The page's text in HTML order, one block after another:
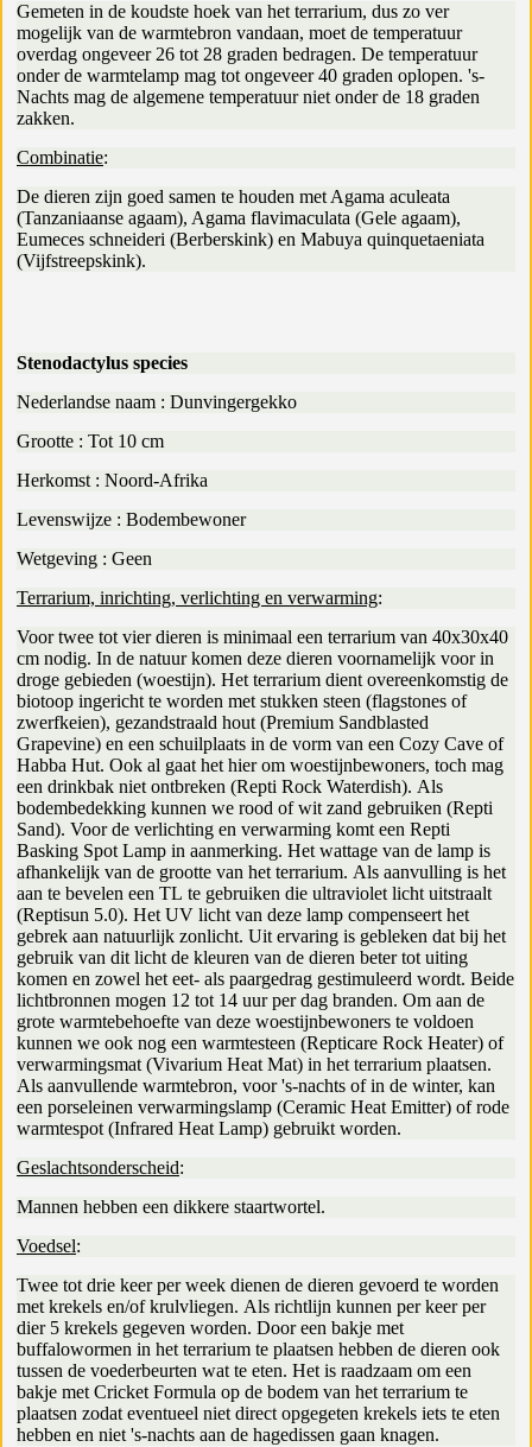
Gemeten in de koudste hoek van het terrarium, dus zo ver
mogelijk van de warmtebron vandaan, moet de temperatuur
overdag ongeveer 26 tot 28 graden bedragen. De temperatuur
onder de warmtelamp mag tot ongeveer 40 graden oplopen. 's-
Nachts mag de algemene temperatuur niet onder de 18 graden
zakken.
Combinatie:
De dieren zijn goed samen te houden met Agama aculeata
(Tanzaniaanse agaam), Agama flavimaculata (Gele agaam),
Eumeces schneideri (Berberskink) en Mabuya quinquetaeniata
(Vijfstreepskink).
Stenodactylus species
Nederlandse naam : Dunvingergekko
Grootte : Tot 10 cm
Herkomst : Noord-Afrika
Levenswijze : Bodembewoner
Wetgeving : Geen
Terrarium, inrichting, verlichting en verwarming:
Voor twee tot vier dieren is minimaal een terrarium van 40x30x40
cm nodig. In de natuur komen deze dieren voornamelijk voor in
droge gebieden (woestijn). Het terrarium dient overeenkomstig de
biotoop ingericht te worden met stukken steen (flagstones of
zwerfkeien), gezandstraald hout (Premium Sandblasted
Grapevine) en een schuilplaats in de vorm van een Cozy Cave of
Habba Hut. Ook al gaat het hier om woestijnbewoners, toch mag
een drinkbak niet ontbreken (Repti Rock Waterdish). Als
bodembedekking kunnen we rood of wit zand gebruiken (Repti
Sand). Voor de verlichting en verwarming komt een Repti
Basking Spot Lamp in aanmerking. Het wattage van de lamp is
afhankelijk van de grootte van het terrarium. Als aanvulling is het
aan te bevelen een TL te gebruiken die ultraviolet licht uitstraalt
(Reptisun 5.0). Het UV licht van deze lamp compenseert het
gebrek aan natuurlijk zonlicht. Uit ervaring is gebleken dat bij het
gebruik van dit licht de kleuren van de dieren beter tot uiting
komen en zowel het eet- als paargedrag gestimuleerd wordt. Beide
lichtbronnen mogen 12 tot 14 uur per dag branden. Om aan de
grote warmtebehoefte van deze woestijnbewoners te voldoen
kunnen we ook nog een warmtesteen (Repticare Rock Heater) of
verwarmingsmat (Vivarium Heat Mat) in het terrarium plaatsen.
Als aanvullende warmtebron, voor 's-nachts of in de winter, kan
een porseleinen verwarmingslamp (Ceramic Heat Emitter) of rode
warmtespot (Infrared Heat Lamp) gebruikt worden.
Geslachtsonderscheid:
Mannen hebben een dikkere staartwortel.
Voedsel:
Twee tot drie keer per week dienen de dieren gevoerd te worden
met krekels en/of krulvliegen. Als richtlijn kunnen per keer per
dier 5 krekels gegeven worden. Door een bakje met
buffalowormen in het terrarium te plaatsen hebben de dieren ook
tussen de voederbeurten wat te eten. Het is raadzaam om een
bakje met Cricket Formula op de bodem van het terrarium te
plaatsen zodat eventueel niet direct opgegeten krekels iets te eten
hebben en niet 's-nachts aan de hagedissen gaan knagen.